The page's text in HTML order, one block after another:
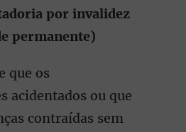
por invalidez
permanente)
que os
acidentados ou que
contraídas sem